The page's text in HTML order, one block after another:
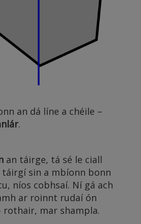
an dá líne a chéile –
.
an táirge, tá sé le ciall
sin a mbíonn bonn
níos cobhsaí. Ní gá ach
ar roinnt rudaí ón
rothair, mar shampla.